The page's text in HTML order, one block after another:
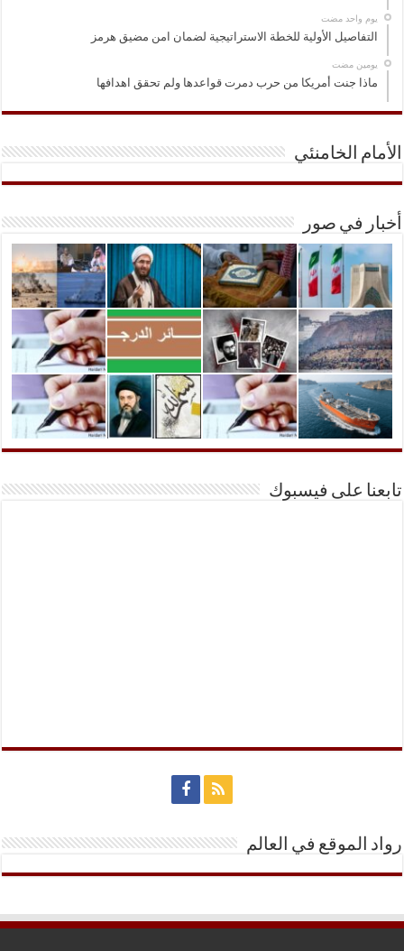
‏يوم واحد مضت
التفاصيل الأولية للخطة الاستراتيجية لضمان امن مضيق هرمز
‏يومين مضت
ماذا جنت أمريكا من حرب دمرت قواعدها ولم تحقق اهدافها
الأمام الخامنئي
أخبار في صور
تابعنا على فيسبوك
رواد الموقع في العالم